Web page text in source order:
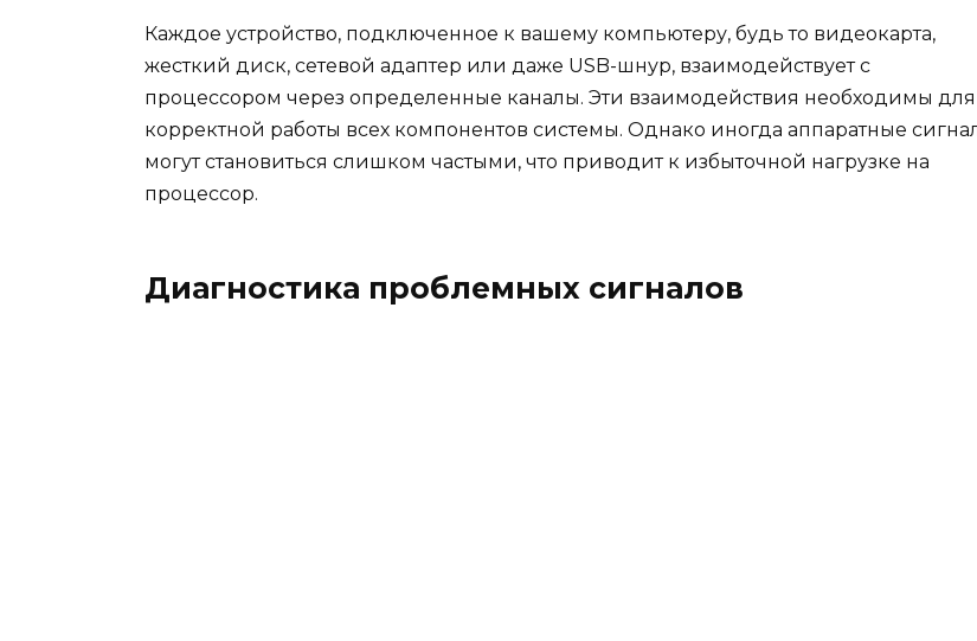
Каждое устройство, подключенное к вашему компьютеру, будь то видеокарта,
жесткий диск, сетевой адаптер или даже USB-шнур, взаимодействует с
процессором через определенные каналы. Эти взаимодействия необходимы для
корректной работы всех компонентов системы. Однако иногда аппаратные
могут становиться слишком частыми, что приводит к избыточной нагрузке на
процессор.
Диагностика проблемных сигналов